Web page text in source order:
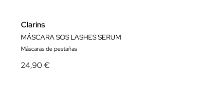
Clarins
MÁSCARA SOS LASHES SERUM
Máscaras de pestañas
24,90 €